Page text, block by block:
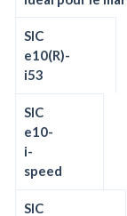
SIC
e10(R)-
i53
SIC
e10-
i-
speed
SIC